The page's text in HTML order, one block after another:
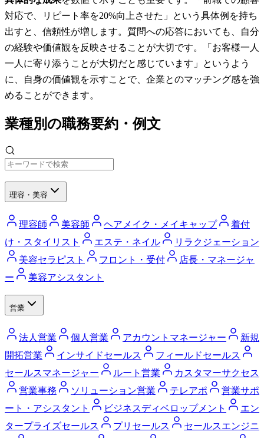
対応で、リピート率を20%向上させた」という具体例を持ち
出すと、信頼性が増します。質問への応答においても、自分
の経験や価値観を反映させることが大切です。「お客様一人
一人に寄り添うことが大切だと感じています」というよう
に、自身の価値観を示すことで、企業とのマッチング感を強
めることができます。
業種別の職務要約・例文
理容・美容
理容師 美容師 ヘアメイク・メイキャップ
着付
け・スタイリスト
エステ・ネイル
リラクジェーション
美容セラピスト
フロント・受付
店長・マネージャ
ー
美容アシスタント
営業
法人営業 個人営業 アカウントマネージャー
新規
開拓営業
インサイドセールス
フィールドセールス
セールスマネージャー
ルート営業
カスタマーサクセス
営業事務
ソリューション営業 テレアポ
営業サポ
ート・アシスタント
ビジネスディベロップメント
エン
タープライズセールス
プリセールス
セールスエンジニ